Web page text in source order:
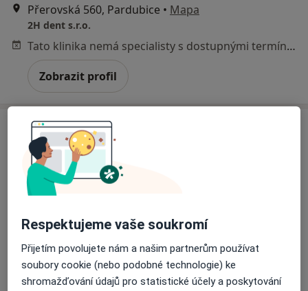
Přerovská 560, Pardubice • Mapa
2H dent s.r.o.
Tato klinika nemá specialisty s dostupnými termíny v online kalendáři
Zobrazit profil
Přeloučská Poliklinika a.s.-
EUROCLINICUM a.s.
Zubař, Chirurg, Dermatolog·Více
13 názorů
Respektujeme vaše soukromí
Přijetím povolujete nám a našim partnerům používat
soubory cookie (nebo podobné technologie) ke
shromažďování údajů pro statistické účely a poskytování